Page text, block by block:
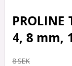
4, 8 mm,
8 SEK